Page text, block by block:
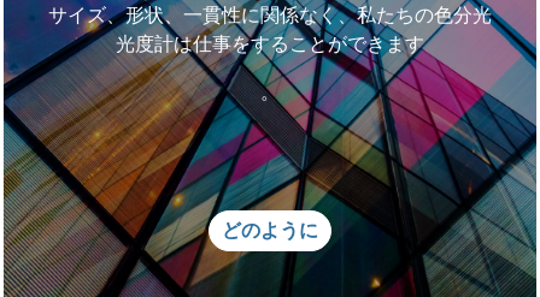
サイズ、形状、一貫性に関係なく、私たちの色分光
光度計は仕事をすることができます
。
どのように